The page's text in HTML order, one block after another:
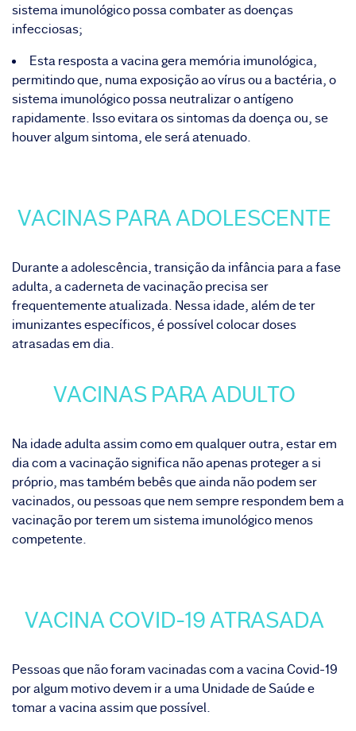
sistema imunológico possa combater as doenças
infecciosas;
Esta resposta a vacina gera memória imunológica,
permitindo que, numa exposição ao vírus ou a bactéria, o
sistema imunológico possa neutralizar o antígeno
rapidamente. Isso evitara os sintomas da doença ou, se
houver algum sintoma, ele será atenuado.
VACINAS PARA ADOLESCENTE
Durante a adolescência, transição da infância para a fase
adulta, a caderneta de vacinação precisa ser
frequentemente atualizada. Nessa idade, além de ter
imunizantes específicos, é possível colocar doses
atrasadas em dia.
VACINAS PARA ADULTO
Na idade adulta assim como em qualquer outra, estar em
dia com a vacinação significa não apenas proteger a si
próprio, mas também bebês que ainda não podem ser
vacinados, ou pessoas que nem sempre respondem bem a
vacinação por terem um sistema imunológico menos
competente.
VACINA COVID-19 ATRASADA
Pessoas que não foram vacinadas com a vacina Covid-19
por algum motivo devem ir a uma Unidade de Saúde e
tomar a vacina assim que possível.